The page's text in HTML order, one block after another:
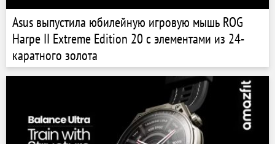
Asus выпустила юбилейную игровую мышь ROG
Harpe II Extreme Edition 20 с элементами из 24-
каратного золота